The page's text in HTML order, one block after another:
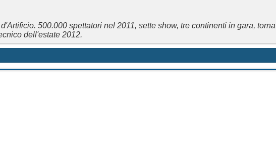
500.000 spettatori nel 2011, sette show, tre continenti in gara, torna
dell'estate 2012.